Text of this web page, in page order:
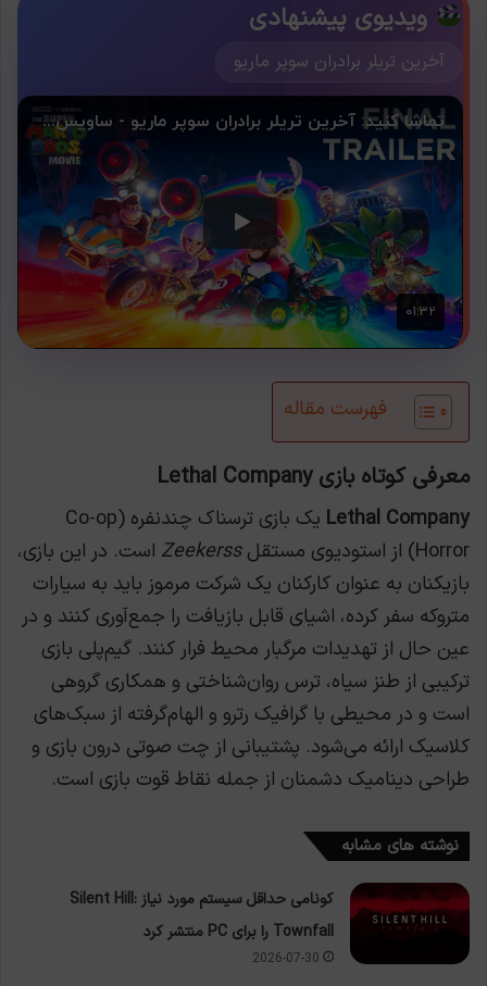
ویدیوی پیشنهادی
آخرین تریلر برادران سوپر ماریو
فهرست مقاله
معرفی کوتاه بازی Lethal Company
Lethal Company
یک بازی ترسناک چندنفره (Co-op
Horror) از استودیوی مستقل
Zeekerss است. در این بازی،
بازیکنان به عنوان کارکنان یک شرکت مرموز باید به سیارات
متروکه سفر کرده، اشیای قابل بازیافت را جمع‌آوری کنند و در
عین حال از تهدیدات مرگبار محیط فرار کنند. گیم‌پلی بازی
ترکیبی از طنز سیاه، ترس روان‌شناختی و همکاری گروهی
است و در محیطی با گرافیک رترو و الهام‌گرفته از سبک‌های
کلاسیک ارائه می‌شود. پشتیبانی از چت صوتی درون بازی و
طراحی دینامیک دشمنان از جمله نقاط قوت بازی است.
نوشته های مشابه
کونامی حداقل سیستم مورد نیاز Silent Hill:
Townfall را برای PC منتشر کرد
2026-07-30